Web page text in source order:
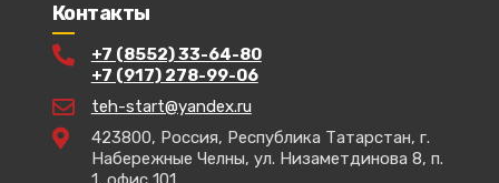
Контакты
+7 (8552) 33-64-80
+7 (917) 278-99-06
teh-start@yandex.ru
423800, Россия, Республика Татарстан, г.
Набережные Челны, ул. Низаметдинова 8, п.